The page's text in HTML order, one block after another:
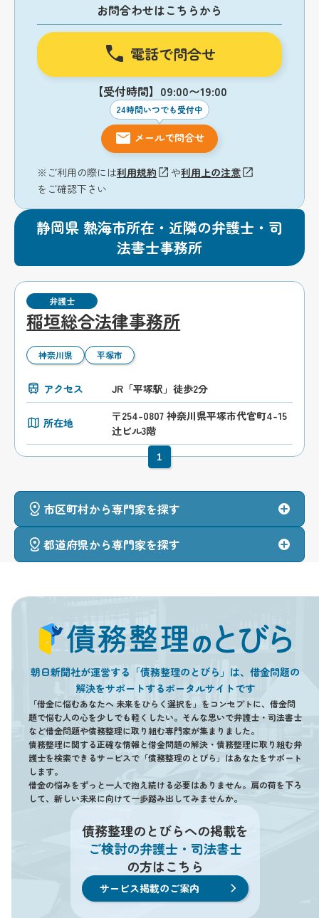
お問合わせはこちらから
電話で問合せ
【受付時間】09:00〜19:00
24時間いつでも受付中
メールで問合せ
※ご利用の際には利用規約 や利用上の注意
をご確認下さい
静岡県 熱海市所在・近隣の弁護士・司
法書士事務所
弁護士
稲垣総合法律事務所
神奈川県 平塚市
アクセス JR「平塚駅」徒歩2分
所在地
〒254-0807 神奈川県平塚市代官町4-15
辻ビル3階
1
市区町村から専門家を探す
都道府県から専門家を探す
朝日新聞社が運営する「債務整理のとびら」は、借金問題の
解決をサポートするポータルサイトです
「借金に悩むあなたへ 未来をひらく選択を」をコンセプトに、借金問
題で悩む人の心を少しでも軽くしたい。そんな思いで弁護士・司法書士
など借金問題や債務整理に取り組む専門家が集まりました。
債務整理に関する正確な情報と借金問題の解決・債務整理に取り組む弁
護士を検索できるサービスで「債務整理のとびら」はあなたをサポート
します。
借金の悩みをずっと一人で抱え続ける必要はありません。肩の荷を下ろ
して、新しい未来に向けて一歩踏み出してみませんか。
債務整理のとびらへの掲載を
ご検討の弁護士・司法書士
の方はこちら
サービス掲載のご案内